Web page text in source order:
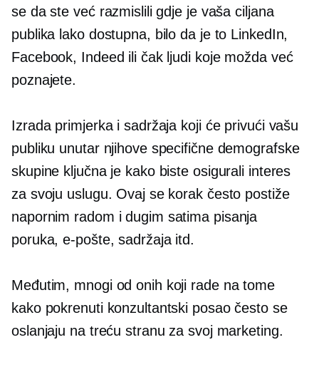
se da ste već razmislili gdje je vaša ciljana
publika lako dostupna, bilo da je to LinkedIn,
Facebook, Indeed ili čak ljudi koje možda već
poznajete.
Izrada primjerka i sadržaja koji će privući vašu
publiku unutar njihove specifične demografske
skupine ključna je kako biste osigurali interes
za svoju uslugu. Ovaj se korak često postiže
napornim radom i dugim satima pisanja
poruka, e-pošte, sadržaja itd.
Međutim, mnogi od onih koji rade na tome
kako pokrenuti konzultantski posao često se
oslanjaju na treću stranu za svoj marketing.